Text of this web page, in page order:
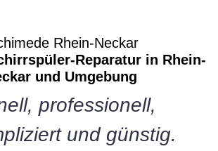
Rhein-Neckar
Reparatur in Rhein-
und Umgebung
professionell,
und günstig.